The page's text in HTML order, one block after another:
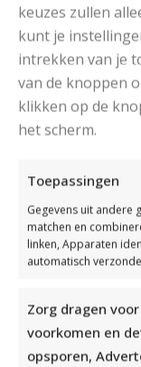
keuzes zullen
kunt je
intrekken van je
van de knoppen
klikken op de
het scherm.
Toepassingen
Gegevens uit andere
matchen en
linken, Apparaten
automatisch
Zorg dragen
voorkomen en
opsporen,